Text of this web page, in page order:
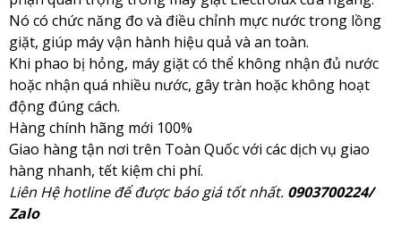
Nó có chức năng đo và điều chỉnh mực nước trong lồng
giặt, giúp máy vận hành hiệu quả và an toàn.
Khi phao bị hỏng, máy giặt có thể không nhận đủ nước
hoặc nhận quá nhiều nước, gây tràn hoặc không hoạt
động đúng cách.
Hàng chính hãng mới 100%
Giao hàng tận nơi trên Toàn Quốc với các dịch vụ giao
hàng nhanh, tết kiệm chi phí.
Liên Hệ hotline để được báo giá tốt nhất. 0903700224/
Zalo